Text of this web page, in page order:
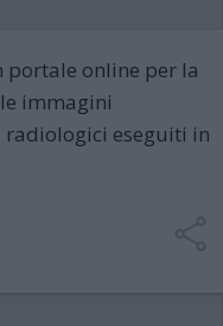
portale online per la
immagini
radiologici eseguiti in